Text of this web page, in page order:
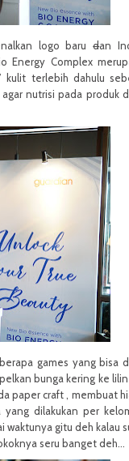
logo barudan
Energy Complex
kulit terlebih dahulu
nutrisi pada produk
games yang bisa
bunga kering ke
paper craft , membuat
yang dilakukan per
waktunya gitu deh kalau
seru banget deh…